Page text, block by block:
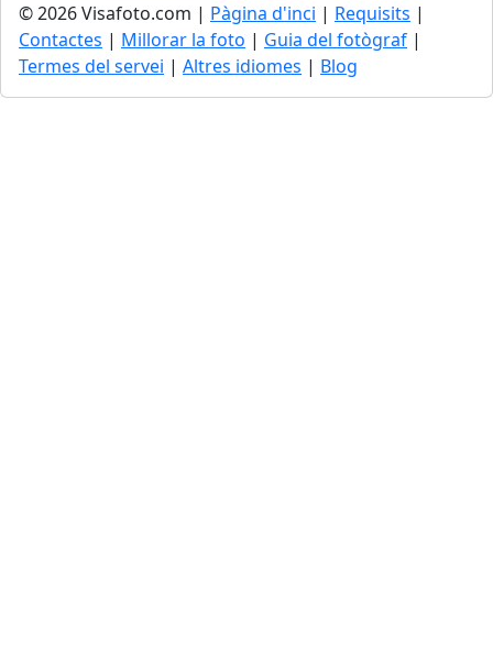
© 2026 Visafoto.com | Pàgina d'inci | Requisits |
Contactes | Millorar la foto | Guia del fotògraf |
Termes del servei | Altres idiomes | Blog